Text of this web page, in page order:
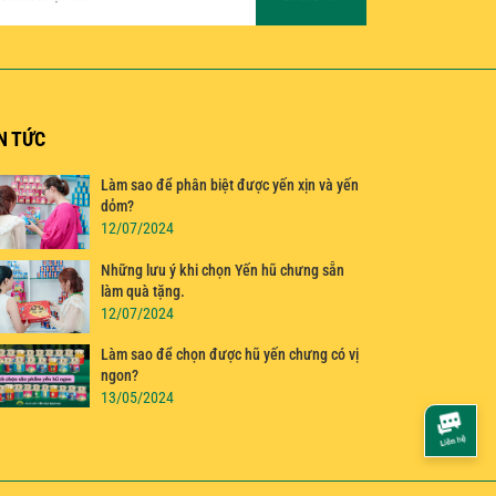
TỨC
Làm sao để phân biệt được yến xịn và yến
dỏm?
12/07/2024
Những lưu ý khi chọn Yến hũ chưng sẵn
làm quà tặng.
12/07/2024
Làm sao để chọn được hũ yến chưng có vị
ngon?
13/05/2024